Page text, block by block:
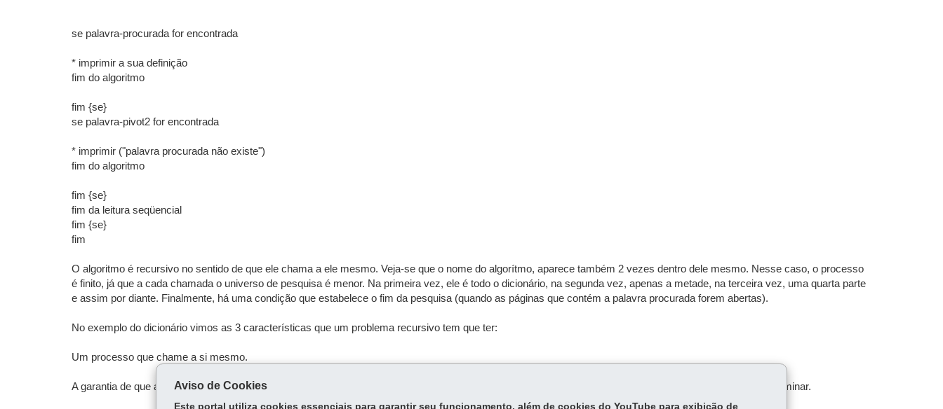
se palavra-procurada for encontrada
* imprimir a sua definição
fim do algoritmo
fim {se}
se palavra-pivot2 for encontrada
* imprimir ("palavra procurada não existe")
fim do algoritmo
fim {se}
fim da leitura seqüencial
fim {se}
fim
O algoritmo é recursivo no sentido de que ele chama a ele mesmo. Veja-se que o nome do algorítmo, aparece também 2 vezes dentro dele mesmo. Nesse caso, o processo
é finito, já que a cada chamada o universo de pesquisa é menor. Na primeira vez, ele é todo o dicionário, na segunda vez, apenas a metade, na terceira vez, uma quarta parte
e assim por diante. Finalmente, há uma condição que estabelece o fim da pesquisa (quando as páginas que contém a palavra procurada forem abertas).
No exemplo do dicionário vimos as 3 características que um problema recursivo tem que ter:
Um processo que chame a si mesmo.
A garantia de que a cada chamada, o universo de trabalho do processo será "menor". Uma condição, que obrigatoriamente ocorrerá, que indique quando terminar.
Aviso de Cookies
Este portal utiliza cookies essenciais para garantir seu funcionamento, além de cookies do YouTube para exibição de